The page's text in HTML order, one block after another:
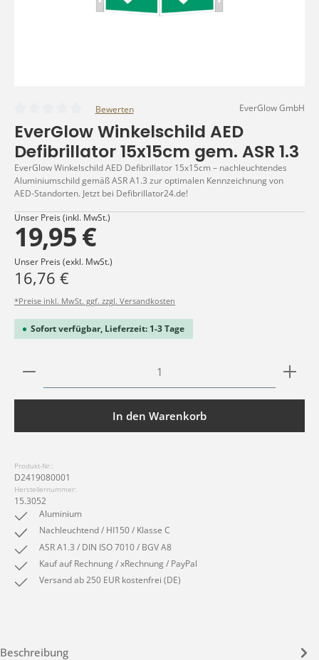
Bewerten EverGlow GmbH
EverGlow Winkelschild AED
Defibrillator 15x15cm gem. ASR 1.3
EverGlow Winkelschild AED Defibrillator 15x15cm – nachleuchtendes
Aluminiumschild gemäß ASR A1.3 zur optimalen Kennzeichnung von
AED-Standorten. Jetzt bei Defibrillator24.de!
Unser Preis (inkl. MwSt.)
19,95 €
Unser Preis (exkl. MwSt.)
16,76 €
*Preise inkl. MwSt. ggf. zzgl. Versandkosten
Sofort verfügbar, Lieferzeit: 1-3 Tage
Produkt Anzahl: Gib den gewünschten Wert ein
In den Warenkorb
Produkt-Nr.:
D2419080001
Herstellernummer:
15.3052
Aluminium
Nachleuchtend / HI150 / Klasse C
ASR A1.3 / DIN ISO 7010 / BGV A8
Kauf auf Rechnung / xRechnung / PayPal
Versand ab 250 EUR kostenfrei (DE)
Beschreibung